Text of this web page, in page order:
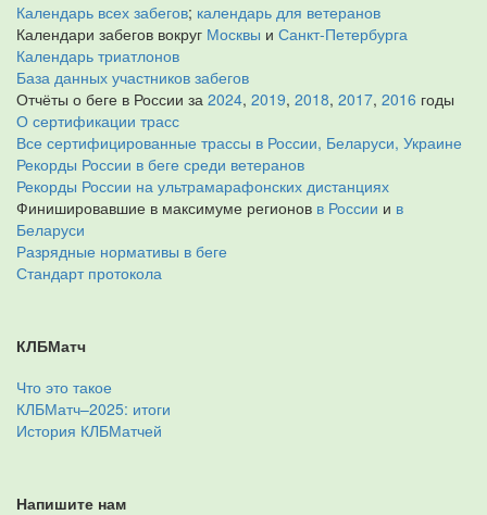
Календарь всех забегов; календарь для ветеранов
Календари забегов вокруг Москвы и Санкт-Петербурга
Календарь триатлонов
База данных участников забегов
Отчёты о беге в России за 2024, 2019, 2018, 2017, 2016 годы
О сертификации трасс
Все сертифицированные трассы в России, Беларуси, Украине
Рекорды России в беге среди ветеранов
Рекорды России на ультрамарафонских дистанциях
Финишировавшие в максимуме регионов в России и в
Беларуси
Разрядные нормативы в беге
Стандарт протокола
КЛБМатч
Что это такое
КЛБМатч–2025: итоги
История КЛБМатчей
Напишите нам